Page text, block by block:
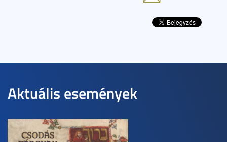
Aktuális események